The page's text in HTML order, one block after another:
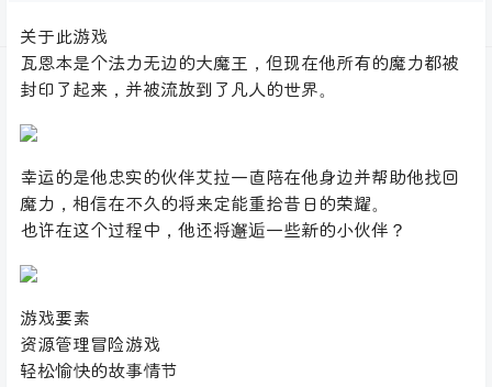
关于此游戏
瓦恩本是个法力无边的大魔王，但现在他所有的魔力都被
封印了起来，并被流放到了凡人的世界。
幸运的是他忠实的伙伴艾拉一直陪在他身边并帮助他找回
魔力，相信在不久的将来定能重拾昔日的荣耀。
也许在这个过程中，他还将邂逅一些新的小伙伴？
游戏要素
资源管理冒险游戏
轻松愉快的故事情节